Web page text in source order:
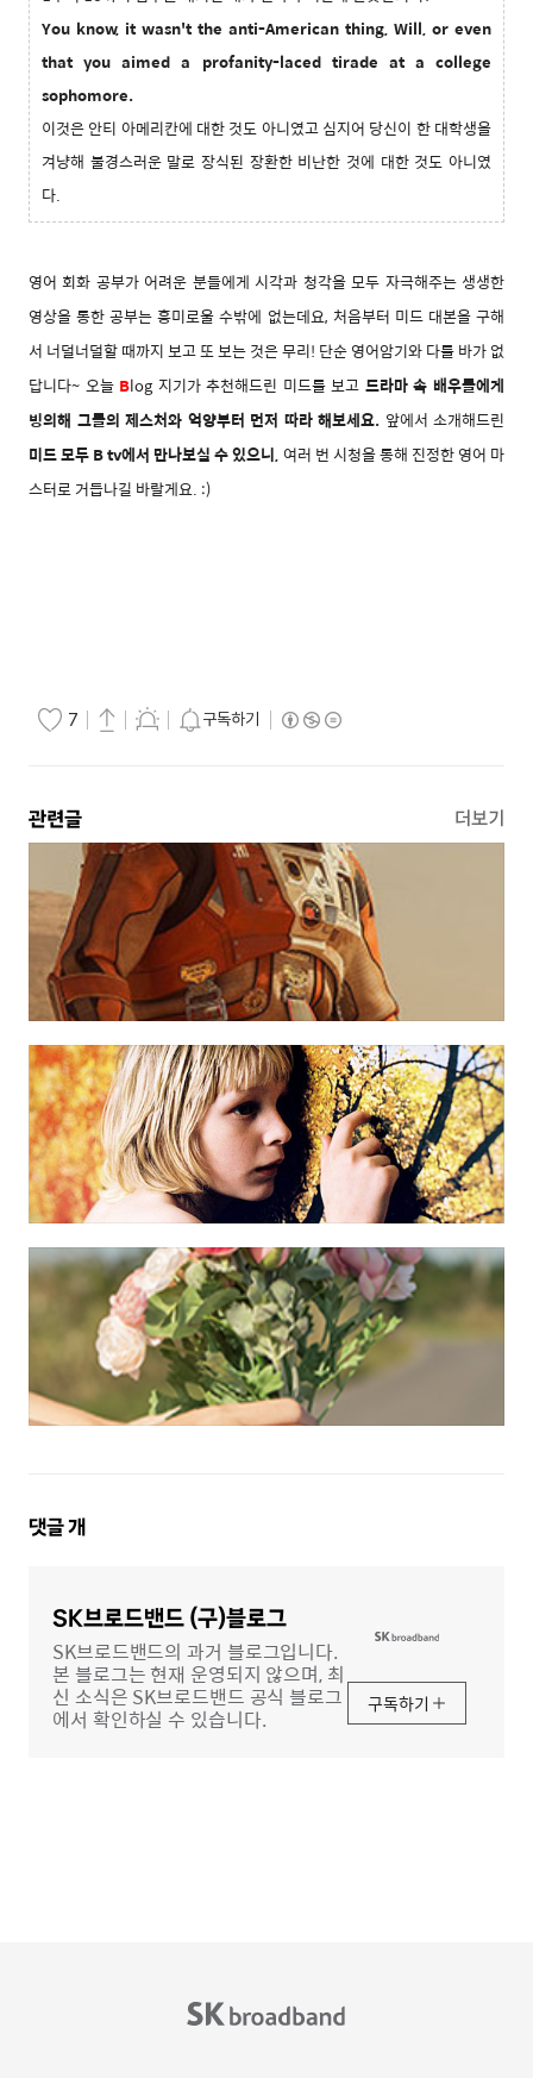
You know, it wasn't the anti-American thing, Will, or even
that you aimed a profanity-laced tirade at a college
sophomore.
이것은 안티 아메리칸에 대한 것도 아니였고 심지어 당신이 한 대학생을
겨냥해 불경스러운 말로 장식된 장환한 비난한 것에 대한 것도 아니였
다.
영어 회화 공부가 어려운 분들에게 시각과 청각을 모두 자극해주는 생생한
영상을 통한 공부는 흥미로울 수밖에 없는데요, 처음부터 미드 대본을 구해
서 너덜너덜할 때까지 보고 또 보는 것은 무리! 단순 영어암기와 다를 바가 없
답니다~ 오늘 Blog 지기가 추천해드린 미드를 보고 드라마 속 배우들에게
빙의해 그들의 제스처와 억양부터 먼저 따라 해보세요. 앞에서 소개해드린
미드 모두 B tv에서 만나보실 수 있으니, 여러 번 시청을 통해 진정한 영어 마
스터로 거듭나길 바랄게요. :)
7 구독하기
관련글 더보기
댓
댓글개
SK브로드밴드 (구)블로그
SK브로드밴드의 과거 블로그입니다.
본 블로그는 현재 운영되지 않으며, 최
신 소식은 SK브로드밴드 공식 블로그
에서 확인하실 수 있습니다.
구독하기